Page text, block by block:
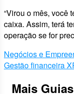
“Virou o mês, você
caixa. Assim, terá
operação se for
Negócios e
Gestão financeira
Mais Guias